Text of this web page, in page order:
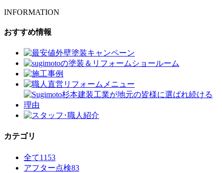
INFORMATION
おすすめ情報
カテゴリ
全て1153
アフター点検83